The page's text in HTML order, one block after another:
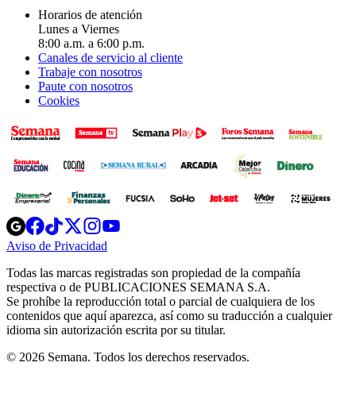
Horarios de atención
Lunes a Viernes
8:00 a.m. a 6:00 p.m.
Canales de servicio al cliente
Trabaje con nosotros
Paute con nosotros
Cookies
Opens
in
new
Opens
in
new
Opens
in
new
window
Opens
new
windowwindow
Aviso de Privacidad
new
window
Todas las marcas registradas son propiedad de la compañía
respectiva o de PUBLICACIONES SEMANA S.A.
Se prohíbe la reproducción total o parcial de cualquiera de los
contenidos que aquí aparezca, así como su traducción a cualquier
idioma sin autorización escrita por su titular.
© 2026 Semana. Todos los derechos reservados.